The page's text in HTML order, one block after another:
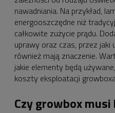
nawadniania. Na przykład,
energooszczędne niż
całkowite zużycie prądu.
uprawy oraz czas, przez jaki
również mają znaczenie.
jakie elementy będą
koszty eksploatacji
Czy growbox musi